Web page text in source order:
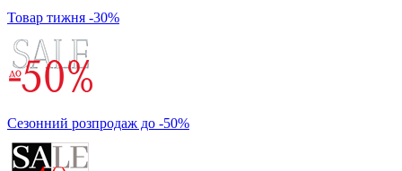
Товар тижня -30%
Сезонний розпродаж до -50%